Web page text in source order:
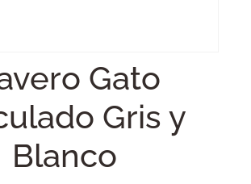
Gato
Gris y
Blanco